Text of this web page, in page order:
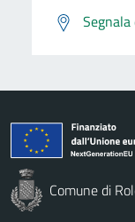
Comune di